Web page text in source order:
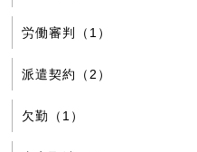
労働審判（1）
派遣契約（2）
欠勤（1）